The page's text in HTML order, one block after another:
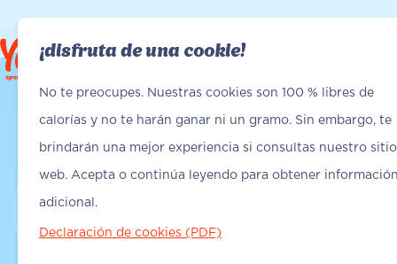
¡disfruta de una cookie!
No te preocupes. Nuestras cookies son 100 % libres de
calorías y no te harán ganar ni un gramo. Sin embargo, te
brindarán una mejor experiencia si consultas nuestro sitio
web. Acepta o continúa leyendo para obtener
adicional.
Declaración de cookies (PDF)